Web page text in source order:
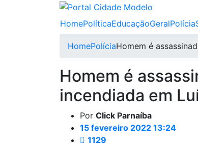
HomePolíticaEducaçãoGeralPolícia
HomePolíciaHomem é
Homem é
incendiada em
Por Click Parnaíba
15 fevereiro 2022 13:24
1129